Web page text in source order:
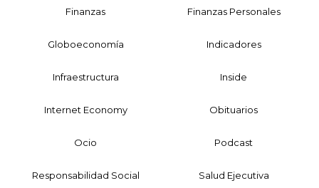
Finanzas Finanzas Personales
Globoeconomía Indicadores
Infraestructura Inside
Internet Economy Obituarios
Ocio Podcast
Responsabilidad Social Salud Ejecutiva